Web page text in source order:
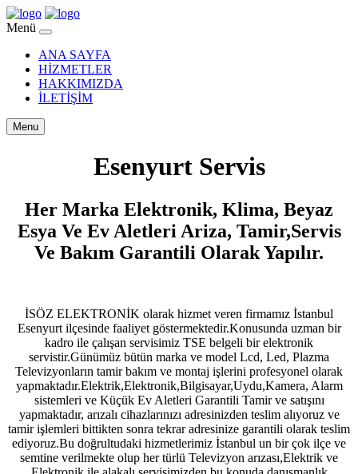
Menü
ANA SAYFA
HİZMETLER
HAKKIMIZDA
İLETİŞİM
Menu
Esenyurt Servis
Her Marka Elektronik, Klima, Beyaz
Esya Ve Ev Aletleri Ariza, Tamir,Servis
Ve Bakım Garantili Olarak Yapılır.
İSÖZ ELEKTRONİK olarak hizmet veren firmamız İstanbul
Esenyurt ilçesinde faaliyet göstermektedir.Konusunda uzman bir
kadro ile çalışan servisimiz TSE belgeli bir elektronik
servistir.Günümüz bütün marka ve model Lcd, Led, Plazma
Televizyonların tamir bakım ve montaj işlerini profesyonel olarak
yapmaktadır.Elektrik,Elektronik,Bilgisayar,Uydu,Kamera, Alarm
sistemleri ve Küçük Ev Aletleri Garantili Tamir ve satışını
yapmaktadır, arızalı cihazlarınızı adresinizden teslim alıyoruz ve
tamir işlemleri bittikten sonra tekrar adresinize garantili olarak teslim
ediyoruz.Bu doğrultudaki hizmetlerimiz İstanbul un bir çok ilçe ve
semtine verilmekte olup her türlü Televizyon arızası,Elektrik ve